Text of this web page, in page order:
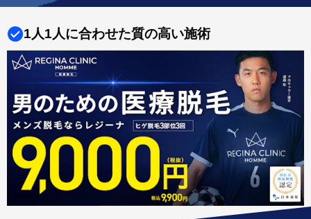
1人1人に合わせた質の高い施術